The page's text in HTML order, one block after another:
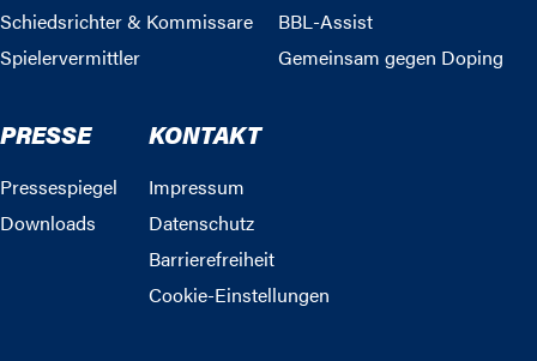
Schiedsrichter & Kommissare
Spielervermittler
BBL-Assist
Gemeinsam gegen Doping
PRESSE
Pressespiegel
Downloads
KONTAKT
Impressum
Datenschutz
Barrierefreiheit
Cookie-Einstellungen